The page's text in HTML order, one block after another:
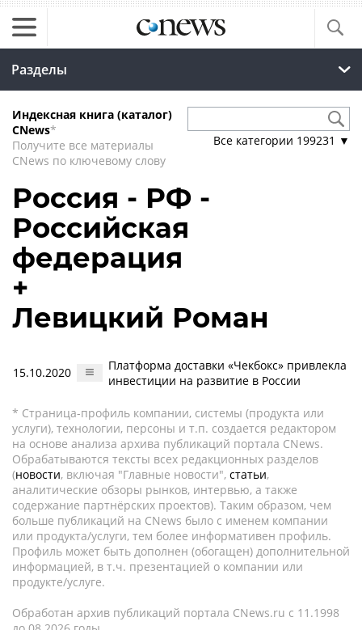
Разделы
Индексная книга (каталог)
CNews*
Получите все материалы
CNews по ключевому слову
Все категории 199231 ▼
Россия - РФ -
Российская
федерация
+
Левицкий Роман
15.10.2020
Платформа доставки «Чекбокс» привлекла
инвестиции на развитие в России
* Страница-профиль компании, системы (продукта или
услуги), технологии, персоны и т.п. создается редактором
на основе анализа архива публикаций портала CNews.
Обрабатываются тексты всех редакционных разделов
(новости, включая "Главные новости", статьи,
аналитические обзоры рынков, интервью, а также
содержание партнёрских проектов). Таким образом, чем
больше публикаций на CNews было с именем компании
или продукта/услуги, тем более информативен профиль.
Профиль может быть дополнен (обогащен) дополнительной
информацией, в т.ч. презентацией о компании или
продукте/услуге.
Обработан архив публикаций портала CNews.ru c 11.1998